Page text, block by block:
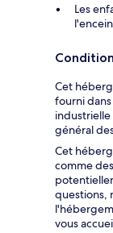
Les
Cet
fourni
industrielle
général
Cet
comme
questions,
vous